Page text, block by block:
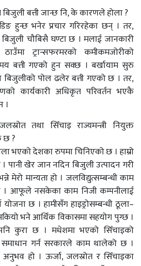
बत्ती जान्छ नि, के कारणले होला ?
हुन्छ भनेर प्रचार गरिरहेका छन् । तर,
बिजुली चौबिसै घण्टा छ । मलाई जानकारी
ट्रान्सफरमरको कमीकमजोरीको
बत्ती गएको हुन सक्छ । बर्खायाम सुरु
पोल ढलेर बत्ती गएको छ । तर,
कार्यकारी अधिकृत परिवर्तन भएकै
।
तथा सिँचाइ राज्यमन्त्री नियुक्त
छ ?
भएको देशका रुपमा चिनिएको छ । हाम्रो
पानी खेर जान नदिन बिजुली उत्पादन गरी
मेरो मान्यता हो । जलविद्युत्सम्बन्धी काम
। आफूले नसकेका काम निजी कम्पनीलाई
छ । हामीसँग हाइड्रोसम्बन्धी ठूला–
भने आर्थिक विकासमा सहयोग पुग्छ ।
कुरा छ । मधेशमा भएको सिँचाइको
गर्न सरकारले काम थालेको छ ।
अनुभव हो । ऊर्जा, जलस्रोत र सिँचाइका